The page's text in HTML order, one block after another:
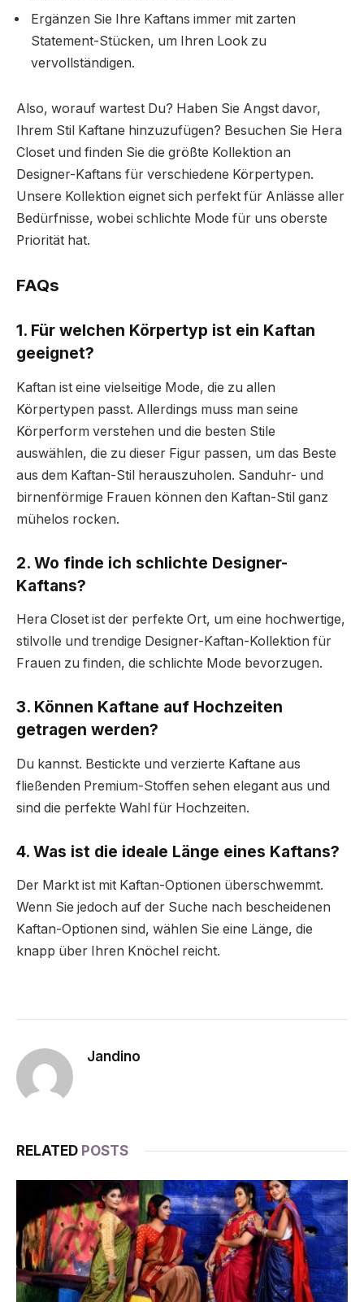
Ergänzen Sie Ihre Kaftans immer mit zarten
Statement-Stücken, um Ihren Look zu
vervollständigen.
Also, worauf wartest Du? Haben Sie Angst davor,
Ihrem Stil Kaftane hinzuzufügen? Besuchen Sie Hera
Closet und finden Sie die größte Kollektion an
Designer-Kaftans für verschiedene Körpertypen.
Unsere Kollektion eignet sich perfekt für Anlässe aller
Bedürfnisse, wobei schlichte Mode für uns oberste
Priorität hat.
FAQs
1. Für welchen Körpertyp ist ein Kaftan
geeignet?
Kaftan ist eine vielseitige Mode, die zu allen
Körpertypen passt. Allerdings muss man seine
Körperform verstehen und die besten Stile
auswählen, die zu dieser Figur passen, um das Beste
aus dem Kaftan-Stil herauszuholen. Sanduhr- und
birnenförmige Frauen können den Kaftan-Stil ganz
mühelos rocken.
2. Wo finde ich schlichte Designer-
Kaftans?
Hera Closet ist der perfekte Ort, um eine hochwertige,
stilvolle und trendige Designer-Kaftan-Kollektion für
Frauen zu finden, die schlichte Mode bevorzugen.
3. Können Kaftane auf Hochzeiten
getragen werden?
Du kannst. Bestickte und verzierte Kaftane aus
fließenden Premium-Stoffen sehen elegant aus und
sind die perfekte Wahl für Hochzeiten.
4. Was ist die ideale Länge eines Kaftans?
Der Markt ist mit Kaftan-Optionen überschwemmt.
Wenn Sie jedoch auf der Suche nach bescheidenen
Kaftan-Optionen sind, wählen Sie eine Länge, die
knapp über Ihren Knöchel reicht.
Jandino
RELATED POSTS